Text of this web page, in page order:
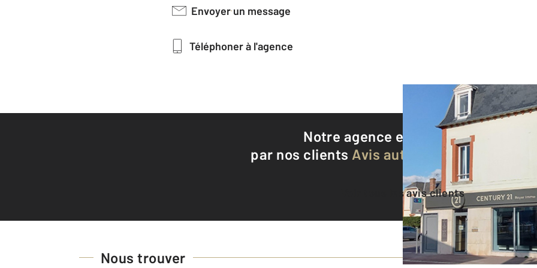
Envoyer un message
Téléphoner à l'agence
Notre agence est notée9,5/10
par nos clients Avis authentifiés par
Voir tous les avis clients
Nous trouver